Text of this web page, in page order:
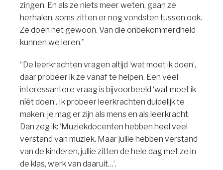
zingen. En als ze niets meer weten, gaan ze
herhalen, soms zitten er nog vondsten tussen ook.
Ze doen het gewoon. Van die onbekommerdheid
kunnen we leren.”
“De leerkrachten vragen altijd ‘wat moet ik doen’,
daar probeer ik ze vanaf te helpen. Een veel
interessantere vraag is bijvoorbeeld ‘wat moet ik
níét doen’. Ik probeer leerkrachten duidelijk te
maken: je mag er zijn als mens en als leerkracht.
Dan zeg ik: ‘Muziekdocenten hebben heel veel
verstand van muziek. Maar jullie hebben verstand
van de kinderen, jullie zitten de hele dag met ze in
de klas, werk van daaruit…’.